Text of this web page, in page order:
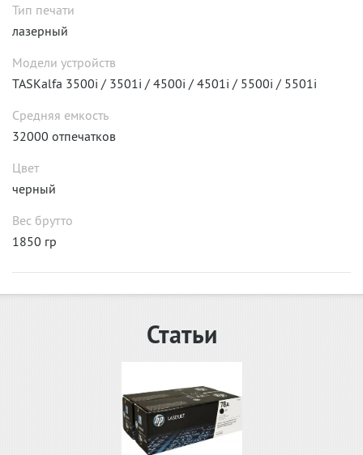
Тип печати
лазерный
Модели устройств
TASKalfa 3500i / 3501i / 4500i / 4501i / 5500i / 5501i
Средняя емкость
32000 отпечатков
Цвет
черный
Вес брутто
1850 гр
Статьи